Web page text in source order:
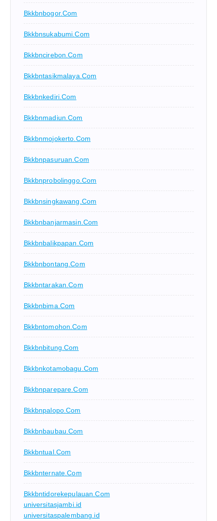
Bkkbnbogor.com
Bkkbnsukabumi.com
Bkkbncirebon.com
Bkkbntasikmalaya.com
Bkkbnkediri.com
Bkkbnmadiun.com
Bkkbnmojokerto.com
Bkkbnpasuruan.com
Bkkbnprobolinggo.com
Bkkbnsingkawang.com
Bkkbnbanjarmasin.com
Bkkbnbalikpapan.com
Bkkbnbontang.com
Bkkbntarakan.com
Bkkbnbima.com
Bkkbntomohon.com
Bkkbnbitung.com
Bkkbnkotamobagu.com
Bkkbnparepare.com
Bkkbnpalopo.com
Bkkbnbaubau.com
Bkkbntual.com
Bkkbnternate.com
Bkkbntidorekepulauan.com
universitasjambi.id
universitaspalembang.id